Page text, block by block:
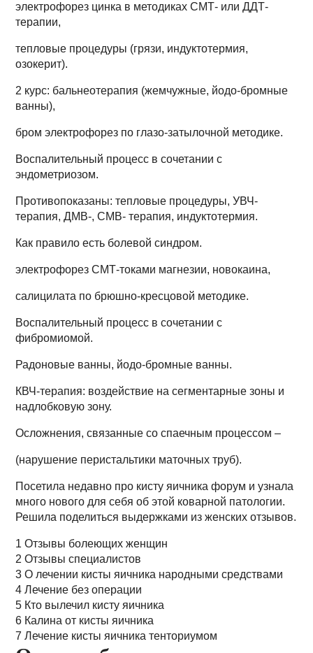
электрофорез цинка в методиках СМТ- или ДДТ-
терапии,
тепловые процедуры (грязи, индуктотермия,
озокерит).
2 курс: бальнеотерапия (жемчужные, йодо-бромные
ванны),
бром электрофорез по глазо-затылочной методике.
Воспалительный процесс в сочетании с
эндометриозом.
Противопоказаны: тепловые процедуры, УВЧ-
терапия, ДМВ-, СМВ- терапия, индуктотермия.
Как правило есть болевой синдром.
электрофорез СМТ-токами магнезии, новокаина,
салицилата по брюшно-кресцовой методике.
Воспалительный процесс в сочетании с
фибромиомой.
Радоновые ванны, йодо-бромные ванны.
КВЧ-терапия: воздействие на сегментарные зоны и
надлобковую зону.
Осложнения, связанные со спаечным процессом –
(нарушение перистальтики маточных труб).
Посетила недавно про кисту яичника форум и узнала
много нового для себя об этой коварной патологии.
Решила поделиться выдержками из женских отзывов.
1 Отзывы болеющих женщин
2 Отзывы специалистов
3 О лечении кисты яичника народными средствами
4 Лечение без операции
5 Кто вылечил кисту яичника
6 Калина от кисты яичника
7 Лечение кисты яичника тенториумом